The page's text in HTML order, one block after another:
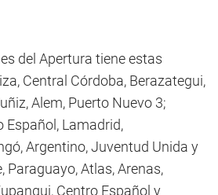
del Apertura tiene estas
Central Córdoba, Berazategui,
Alem, Puerto Nuevo 3;
Español, Lamadrid,
Argentino, Juventud Unida y
Paraguayo, Atlas, Arenas,
Centro Español y